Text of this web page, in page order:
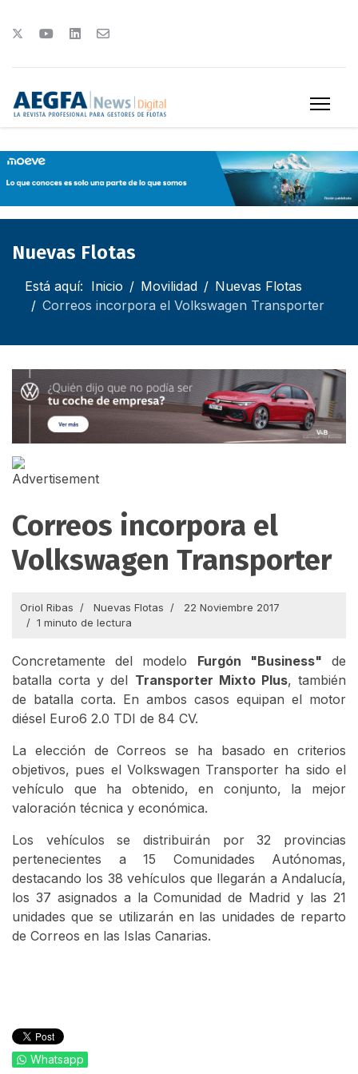
Nuevas Flotas
Está aquí: Inicio Movilidad
Nuevas Flotas
Correos incorpora el Volkswagen Transporter
Correos incorpora el
Volkswagen Transporter
Oriol Ribas Nuevas Flotas
22 Noviembre 2017
1 minuto de lectura
Concretamente del modelo Furgón "Business" de
batalla corta y del Transporter Mixto Plus, también
de batalla corta. En ambos casos equipan el motor
diésel Euro6 2.0 TDI de 84 CV.
La elección de Correos se ha basado en criterios
objetivos, pues el Volkswagen Transporter ha sido el
vehículo que ha obtenido, en conjunto, la mejor
valoración técnica y económica.
Los vehículos se distribuirán por 32 provincias
pertenecientes a 15 Comunidades Autónomas,
destacando los 38 vehículos que llegarán a Andalucía,
los 37 asignados a la Comunidad de Madrid y las 21
unidades que se utilizarán en las unidades de reparto
de Correos en las Islas Canarias.
Whatsapp